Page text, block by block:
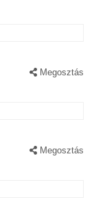
Megosztás
Megosztás